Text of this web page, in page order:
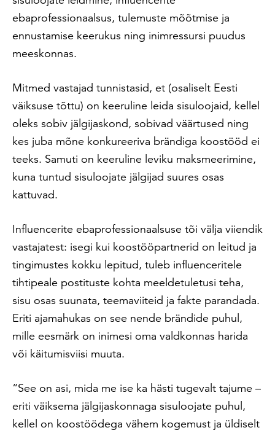
ebaprofessionaalsus, tulemuste mõõtmise ja
ennustamise keerukus ning inimressursi puudus
meeskonnas.
Mitmed vastajad tunnistasid, et (osaliselt Eesti
väiksuse tõttu) on keeruline leida sisuloojaid, kellel
oleks sobiv jälgijaskond, sobivad väärtused ning
kes juba mõne konkureeriva brändiga koostööd ei
teeks. Samuti on keeruline leviku maksmeerimine,
kuna tuntud sisuloojate jälgijad suures osas
kattuvad.
Influencerite ebaprofessionaalsuse tõi välja viiendik
vastajatest: isegi kui koostööpartnerid on leitud ja
tingimustes kokku lepitud, tuleb influenceritele
tihtipeale postituste kohta meeldetuletusi teha,
sisu osas suunata, teemaviiteid ja fakte parandada.
Eriti ajamahukas on see nende brändide puhul,
mille eesmärk on inimesi oma valdkonnas harida
või käitumisviisi muuta.
“See on asi, mida me ise ka hästi tugevalt tajume –
eriti väiksema jälgijaskonnaga sisuloojate puhul,
kellel on koostöödega vähem kogemust ja üldiselt